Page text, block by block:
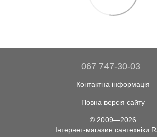
067 747-30-03
Контактна інформація
Повна версія сайту
© 2009—2026
Інтернет-магазин сантехніки